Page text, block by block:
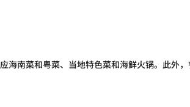
海南菜和粤菜、当地特色菜和海鲜火锅。此外